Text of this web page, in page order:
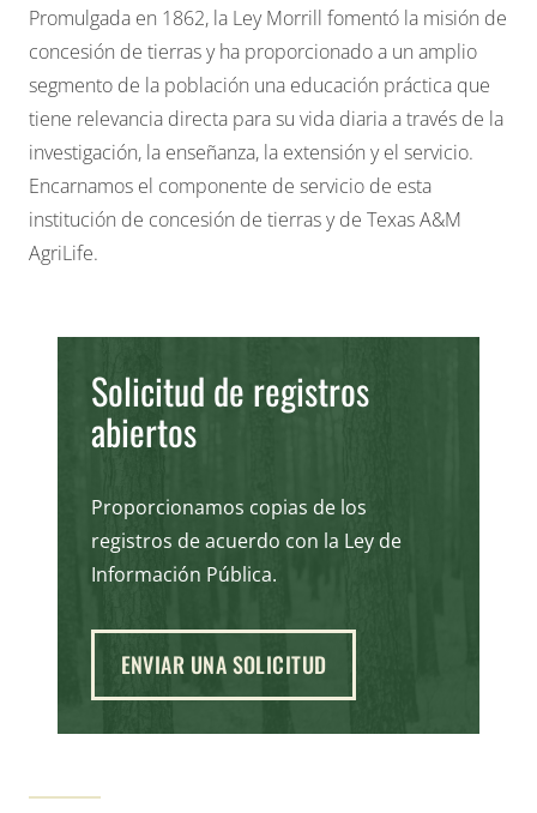
Promulgada en 1862, la Ley Morrill fomentó la misión de
concesión de tierras y ha proporcionado a un amplio
segmento de la población una educación práctica que
tiene relevancia directa para su vida diaria a través de la
investigación, la enseñanza, la extensión y el servicio.
Encarnamos el componente de servicio de esta
institución de concesión de tierras y de Texas A&M
AgriLife.
Solicitud de registros
abiertos
Proporcionamos copias de los
registros deacuerdo con la Ley de
Información Pública.
ENVIAR UNA SOLICITUD